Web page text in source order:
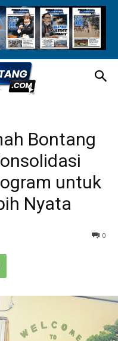
Bontang
untuk
Nyata
0